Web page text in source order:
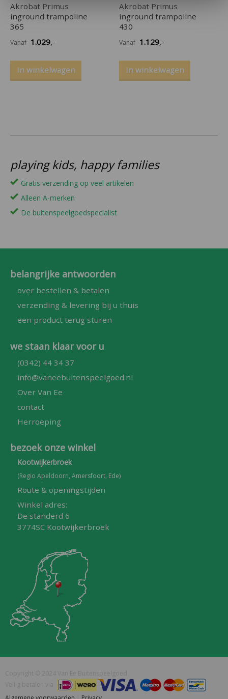
Akrobat Primus
inground trampoline
365
Vanaf 1.029,-
In winkelwagen
Akrobat Primus
inground trampoline
430
Vanaf 1.129,-
In winkelwagen
playing kids, happy families
Gratis verzending op veel artikelen
Alleen A-merken
De buitenspeelgoedspecialist
belangrijke antwoorden
over bestellen & betalen
verzending & levering bij u thuis
een product terug sturen
we staan klaar voor u
(0342) 44 34 37
info@vaneebuitenspeelgoed.nl
Over Van Ee
contact
Herroeping
bezoek onze winkel
Kootwijkerbroek
(Regio Apeldoorn, Amersfoort, Ede)
Route & openingstijden
Winkel adres:
De standerd 6
3774SC Kootwijkerbroek